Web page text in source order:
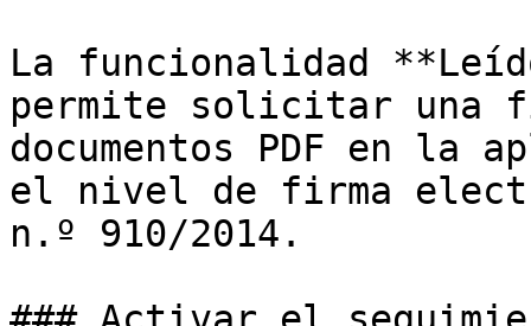
La funcionalidad
permite solicitar una
documentos PDF en la
el nivel de firma
n.º 910/2014.